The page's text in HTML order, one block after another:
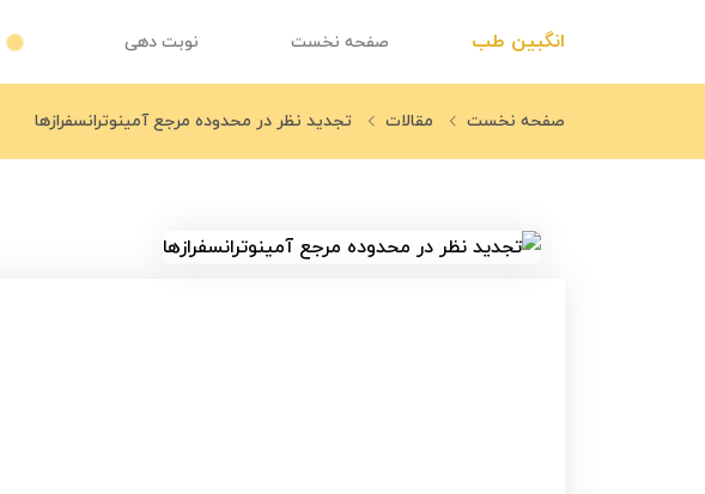
انگبین طب صفحه نخست نوبت دهی
صفحه نخست مقالات تجدید نظر در محدوده مرجع آمینوترانسفرازها